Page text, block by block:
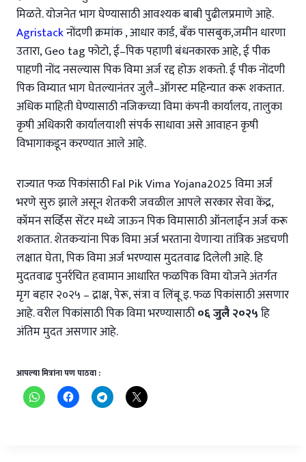
मिळते. योजनेत भाग घेण्यासाठी आवश्यक बाबी पुढीलप्रमाणे आहे.
Agristackनोंदणी क्रमांक , आधार कार्ड, बँक पासबुक,जमीन धारणा
उतारा, Geo tag फोटो, ई–पिक पहाणी बंधनकारक आहे, ई पीक
पाहणी नोंद नसल्यास पिक विमा अर्ज रद्द होऊ शकतो. ई पीक नोंदणी
पिक विम्यात भाग घेतल्यानंतर जुलै–ऑगस्ट महिन्यात करू शकतात.
अधिक माहिती घेण्यासाठी नजिकच्या विमा कंपनी कार्यालय, तालुका
कृषी अधिकारी कार्यालयाशी संपर्क साधावा असे आवाहन कृषी
विभागाकडून करण्यात आले आहे.
राज्यात फळ पिकांसाठी Fal Pik Vima Yojana2025 विमा अर्ज
भरणे सुरु झाले असून शेतकरी जवळील आपले सरकार सेवा केंद्र,
कॉमन सर्व्हिस सेंटर मध्ये जाऊन पिक विमासाठी ऑनलाईन अर्ज करू
शकतात. शेतकऱ्यांना पिक विमा अर्ज भरताना येणाऱ्या तांत्रिक अडचणी
लक्षात घेता, पिक विमा अर्ज भरण्यास मुदतवाढ दिलेली आहे. हि
मुदतवाढ पुनर्रचित हवामान आधारित फळपिक विमा योजने अंतर्गत
मृग बहार २०२५ – द्राक्ष, पेरू, संत्रा व लिंबू इ. फळ पिकांसाठी असणार
आहे. वरील पिकांसाठी पिक विमा भरण्यासाठी०६ जुलै २०२५हि
अंतिम मुदत असणार आहे.
आपल्या मित्रांना पण पाठवा :